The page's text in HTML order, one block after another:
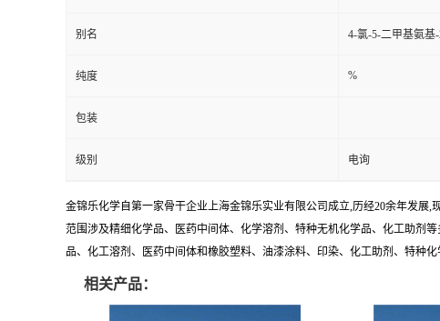
别名 4-氯-5-二甲基氨基
纯度 %
包装
级别 电询
金锦乐化学自第一家骨干企业上海金锦乐实业有限公司成立,历经20余年发
范围涉及精细化学品、医药中间体、化学溶剂、特种无机化学品、化工助剂
品、化工溶剂、医药中间体和橡胶塑料、油漆涂料、印染、化工助剂、特种
相关产品：